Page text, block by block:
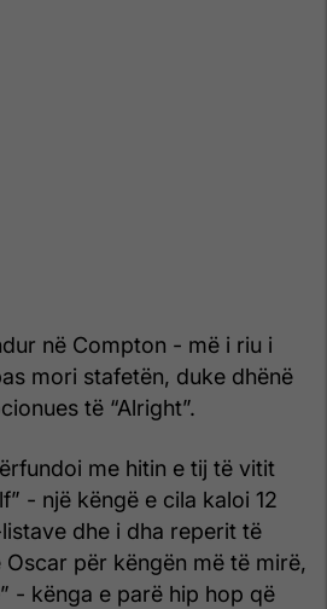
në Compton - më i riu i
mori stafetën, duke dhënë
të “Alright”.
me hitin e tij të vitit
- një këngë e cila kaloi 12
dhe i dha reperit të
për këngën më të mirë,
- kënga e parë hip hop që